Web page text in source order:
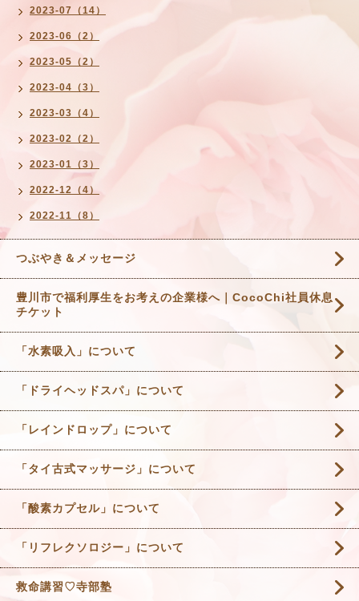
2023-07（14）
2023-06（2）
2023-05（2）
2023-04（3）
2023-03（4）
2023-02（2）
2023-01（3）
2022-12（4）
2022-11（8）
つぶやき＆メッセージ
豊川市で福利厚生をお考えの企業様へ｜CocoChi社員休息
チケット
「水素吸入」について
「ドライヘッドスパ」について
「レインドロップ」について
「タイ古式マッサージ」について
「酸素カプセル」について
「リフレクソロジー」について
救命講習♡寺部塾